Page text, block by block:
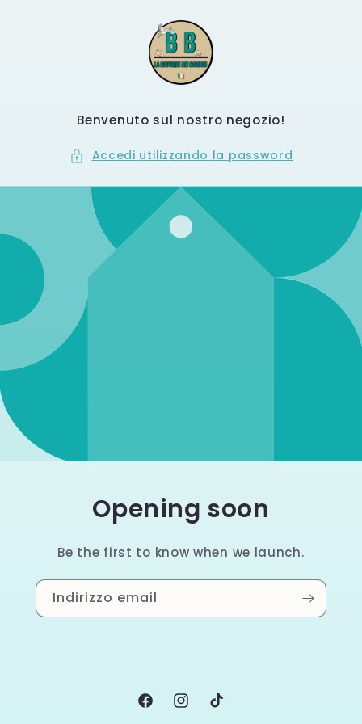
Benvenuto sul nostro negozio!
Accedi utilizzando la password
Opening soon
Be the first to know when we launch.
Indirizzo email
FacebookInstagram
TikTok